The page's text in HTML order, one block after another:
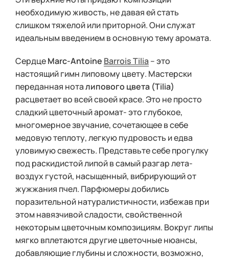
необходимую живость, не давая ей стать
слишком тяжелой или приторной. Они служат
идеальным введением в основную тему аромата.
СердцеMarc-Antoine Barrois Tilia– это
настоящий гимн липовому цвету. Мастерски
переданная ноталипового цвета (Tilia)
расцветает во всей своей красе. Это не просто
сладкий цветочный аромат- это глубокое,
многомерное звучание, сочетающее в себе
медовую теплоту, легкую пудровость и едва
уловимую свежесть. Представьте себе прогулку
под раскидистой липой в самый разгар лета-
воздух густой, насыщенный, вибрирующий от
жужжания пчел. Парфюмеры добились
поразительной натуралистичности, избежав при
этом навязчивой сладости, свойственной
некоторым цветочным композициям. Вокруг липы
мягко вплетаются другие цветочные нюансы,
добавляющие глубины и сложности, возможно,